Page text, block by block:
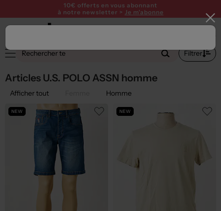
10€ offerts en vous abonnant
à notre newsletter > Je m'abonne
Filtrer
Articles U.S. POLO ASSN homme
Afficher tout Homme
NEW NEW